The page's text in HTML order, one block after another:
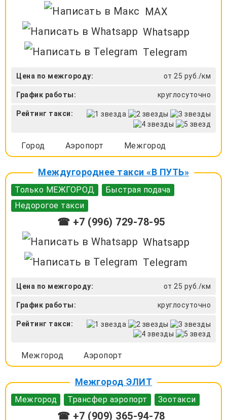
MAX
Whatsapp
Telegram
Цена по межгороду: от 25 руб./км
График работы: круглосуточно
Рейтинг такси:
Город Аэропорт Межгород
Междугороднее такси «В ПУТЬ»
Только МЕЖГОРОД
Быстрая подача
Недорогое такси
☎ +7 (996) 729-78-95
Whatsapp
Telegram
Цена по межгороду: от 25 руб./км
График работы: круглосуточно
Рейтинг такси:
Межгород Аэропорт
Межгород ЭЛИТ
Межгород Трансфер аэропорт Зоотакси
☎ +7 (909) 365-94-78